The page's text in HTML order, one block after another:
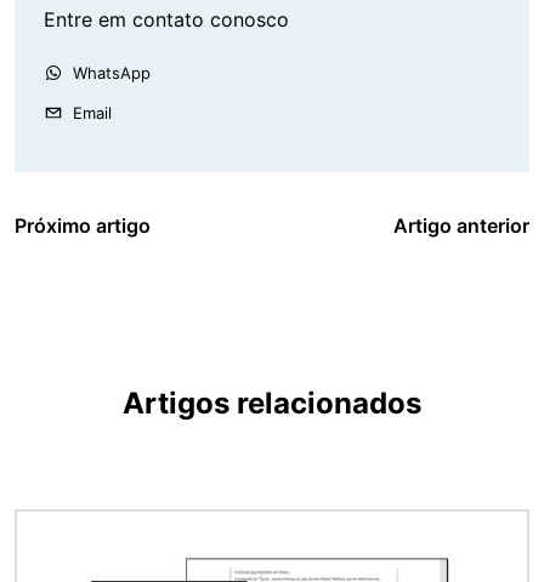
Entre em contato conosco
WhatsApp
Email
Próximo artigo Artigo anterior
Artigos relacionados